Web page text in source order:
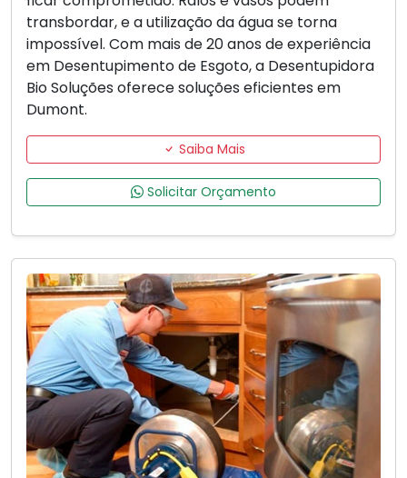
transbordar, e a utilização da água se torna
impossível. Com mais de 20 anos de experiência
em Desentupimento de Esgoto, a Desentupidora
Bio Soluções oferece soluções eficientes em
Dumont.
Saiba Mais
Solicitar Orçamento